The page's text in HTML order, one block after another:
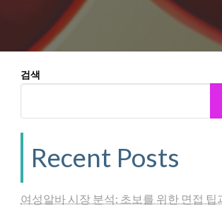
검색
Recent Posts
여성알바 시장 분석: 초보를 위한 면접 팁